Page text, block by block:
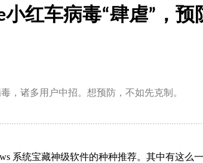
小红车病毒“肆虐”，预
，诸多用户中招。想预防，不如先克制。
系统宝藏神级软件的种种推荐。其中有这么